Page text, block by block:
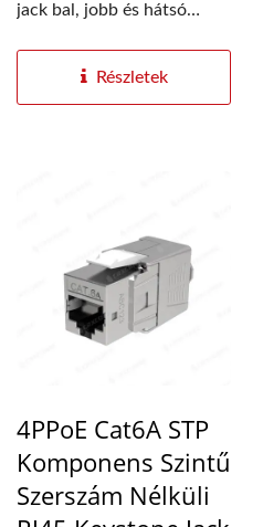
jack bal, jobb és hátsó
Részletek
4PPoE Cat6A STP
Komponens Szintű
Szerszám Nélküli